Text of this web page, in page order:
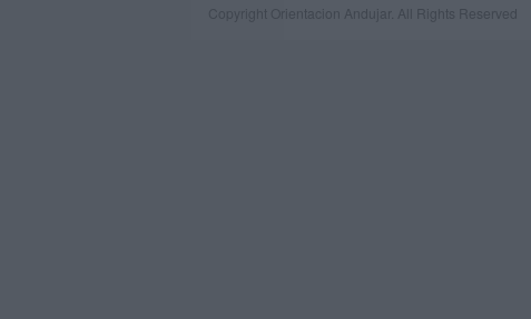
Copyright Orientacion Andujar. All Rights Reserved